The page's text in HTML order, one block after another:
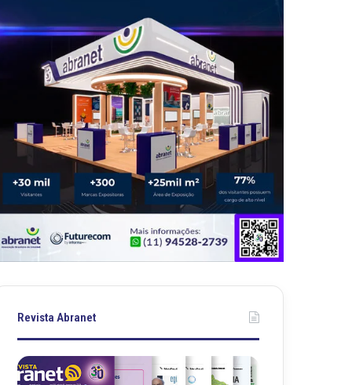
Revista Abranet
Revista
Abranet